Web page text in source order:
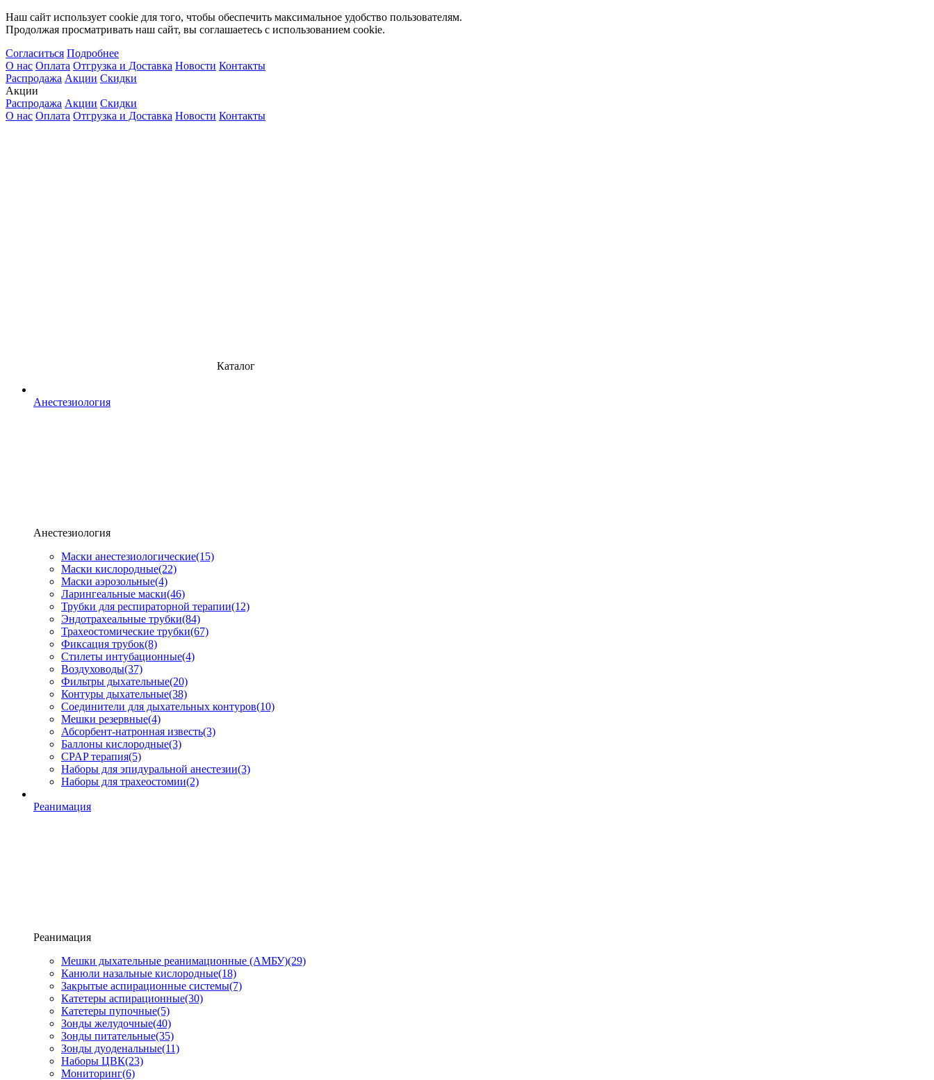
Наш сайт использует cookie для того, чтобы обеспечить максимальное удобство пользователям.
Продолжая просматривать наш сайт, вы соглашаетесь с использованием cookie.
Согласиться Подробнее
О нас Оплата Отгрузка и Доставка Новости Контакты
Распродажа Акции Скидки
Акции
Распродажа Акции Скидки
О нас Оплата Отгрузка и Доставка Новости Контакты
Каталог
Анестезиология
Анестезиология
Маски анестезиологические(15)
Маски кислородные(22)
Маски аэрозольные(4)
Ларингеальные маски(46)
Трубки для респираторной терапии(12)
Эндотрахеальные трубки(84)
Трахеостомические трубки(67)
Фиксация трубок(8)
Стилеты интубационные(4)
Воздуховоды(37)
Фильтры дыхательные(20)
Контуры дыхательные(38)
Соединители для дыхательных контуров(10)
Мешки резервные(4)
Абсорбент-натронная известь(3)
Баллоны кислородные(3)
CPAP терапия(5)
Наборы для эпидуральной анестезии(3)
Наборы для трахеостомии(2)
Реанимация
Реанимация
Мешки дыхательные реанимационные (АМБУ)(29)
Канюли назальные кислородные(18)
Закрытые аспирационные системы(7)
Катетеры аспирационные(30)
Катетеры пупочные(5)
Зонды желудочные(40)
Зонды питательные(35)
Зонды дуоденальные(11)
Наборы ЦВК(23)
Мониторинг(6)